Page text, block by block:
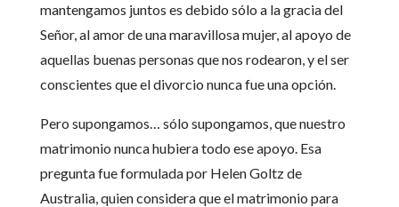
mantengamos juntos es debido sólo a la gracia del
Señor, al amor de una maravillosa mujer, al apoyo de
aquellas buenas personas que nos rodearon, y el ser
conscientes que el divorcio nunca fue una opción.
Pero supongamos… sólo supongamos, que nuestro
matrimonio nunca hubiera todo ese apoyo. Esa
pregunta fue formulada por Helen Goltz de
Australia, quien considera que el matrimonio para